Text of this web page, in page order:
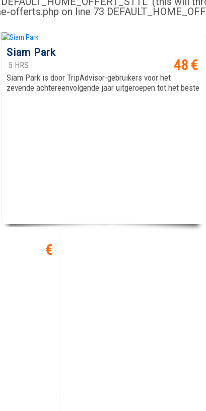
on line 73
Siam Park
48 €
5 HRS
Siam Park is door TripAdvisor-gebruikers voor het
zevende achtereenvolgende jaar uitgeroepen tot het beste
€